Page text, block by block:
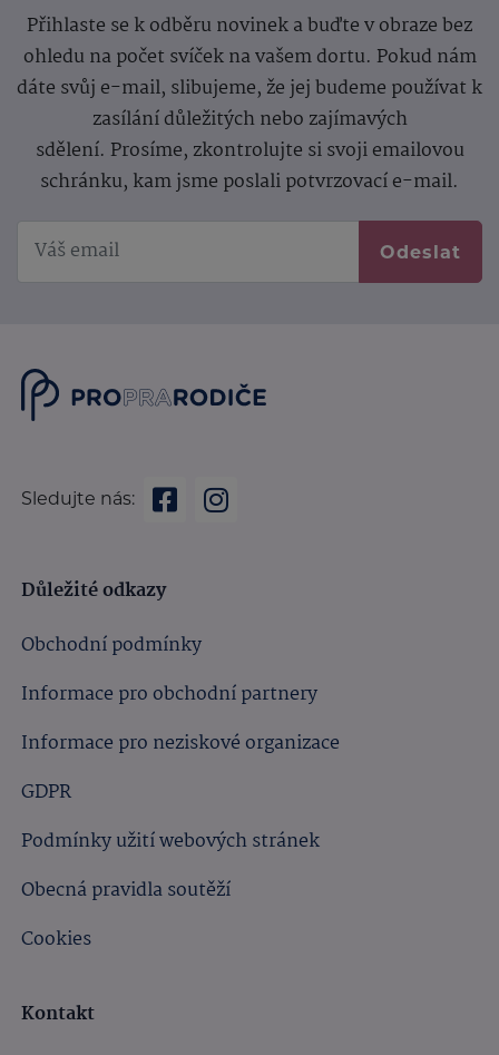
Přihlaste se k odběru novinek a buďte v obraze bez
ohledu na počet svíček na vašem dortu. Pokud nám
dáte svůj e-mail, slibujeme, že jej budeme používat k
zasílání důležitých nebo zajímavých
sdělení. Prosíme, zkontrolujte si svoji emailovou
schránku, kam jsme poslali potvrzovací e-mail.
Odeslat
Sledujte nás:
Důležité odkazy
Obchodní podmínky
Informace pro obchodní partnery
Informace pro neziskové organizace
GDPR
Podmínky užití webových stránek
Obecná pravidla soutěží
Cookies
Kontakt